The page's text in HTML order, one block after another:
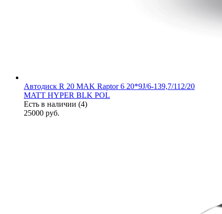
Автодиск R 20 MAK Raptor 6 20*9J/6-139,7/112/20
MATT HYPER BLK POL
Есть в наличии (4)
25000 руб.